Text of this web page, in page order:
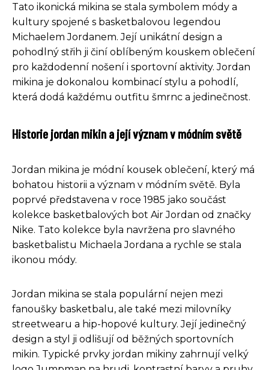
Tato ikonická mikina se stala symbolem módy a
kultury spojené s basketbalovou legendou
Michaelem Jordanem. Její unikátní design a
pohodlný střih ji činí oblíbeným kouskem oblečení
pro každodenní nošení i sportovní aktivity. Jordan
mikina je dokonalou kombinací stylu a pohodlí,
která dodá každému outfitu šmrnc a jedinečnost.
Historie jordan mikin a její význam v módním světě
Jordan mikina je módní kousek oblečení, který má
bohatou historii a význam v módním světě. Byla
poprvé představena v roce 1985 jako součást
kolekce basketbalových bot Air Jordan od značky
Nike. Tato kolekce byla navržena pro slavného
basketbalistu Michaela Jordana a rychle se stala
ikonou módy.
Jordan mikina se stala populární nejen mezi
fanoušky basketbalu, ale také mezi milovníky
streetwearu a hip-hopové kultury. Její jedinečný
design a styl ji odlišují od běžných sportovních
mikin. Typické prvky jordan mikiny zahrnují velký